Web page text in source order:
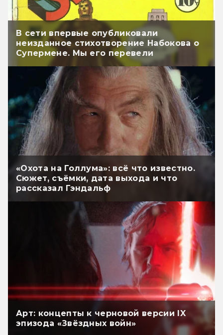
В сети впервые опубликовали
неизданное стихотворение Набокова о
Супермене. Мы его перевели
«Охота на Голлума»: всё что известно.
Сюжет, съёмки, дата выхода и что
рассказал Гэндальф
Арт: концепты к черновой версии IX
эпизода «Звёздных войн»